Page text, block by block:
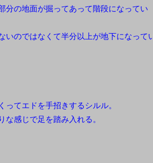
分の地面が掘ってあって階段になってい
いのではなくて半分以上が地下になって
てエドを手招きするシルル。
感じで足を踏み入れる。